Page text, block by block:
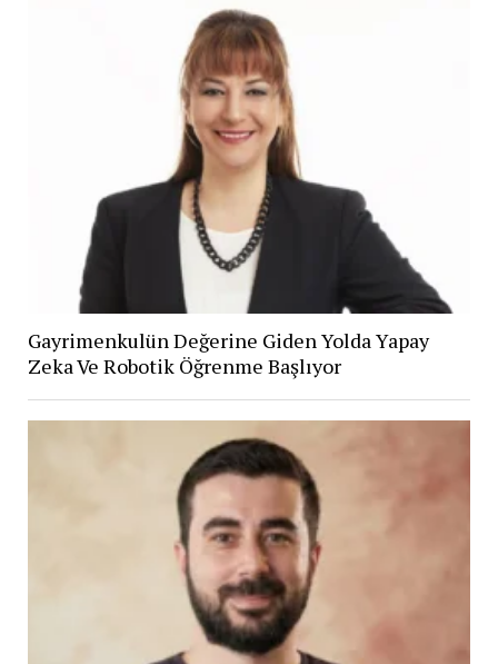
Gayrimenkulün Değerine Giden Yolda Yapay
Zeka Ve Robotik Öğrenme Başlıyor